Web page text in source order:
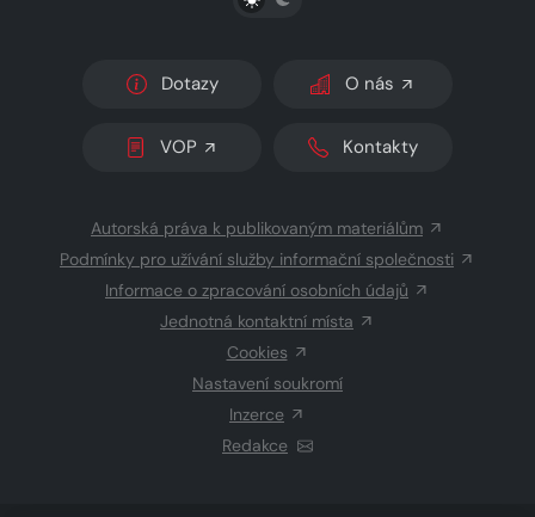
Dotazy O nás
VOP Kontakty
Autorská práva k publikovaným materiálům
Podmínky pro užívání služby informační společnosti
Informace o zpracování osobních údajů
Jednotná kontaktní místa
Cookies
Nastavení soukromí
Inzerce
Redakce